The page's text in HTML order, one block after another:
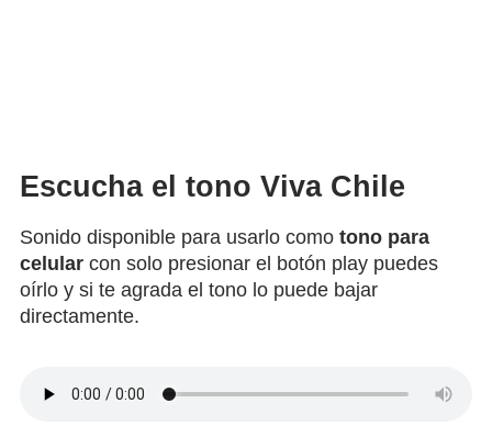
Escucha el tono Viva Chile
Sonido disponible para usarlo como tono para
celular con solo presionar el botón play puedes
oírlo y si te agrada el tono lo puede bajar
directamente.